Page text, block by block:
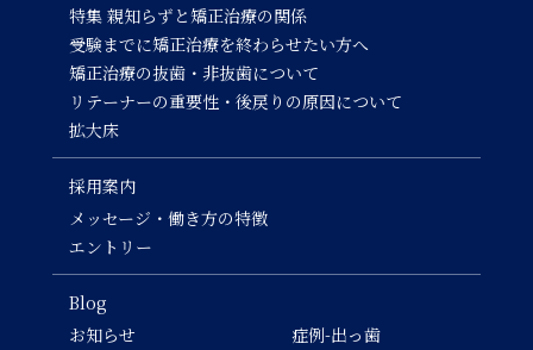
特集 親知らずと矯正治療の関係
受験までに矯正治療を終わらせたい方へ
矯正治療の抜歯・非抜歯について
リテーナーの重要性・後戻りの原因について
拡大床
採用案内
メッセージ・働き方の特徴
エントリー
Blog
お知らせ
症例-出っ歯